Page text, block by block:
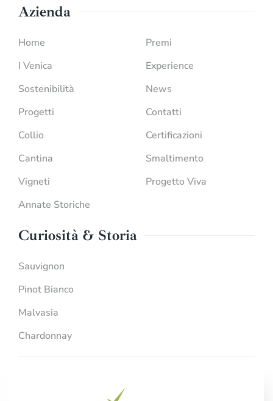
Azienda
Home
I Venica
Sostenibilità
Progetti
Collio
Cantina
Vigneti
Annate Storiche
Premi
Experience
News
Contatti
Certificazioni
Smaltimento
Progetto Viva
Curiosità & Storia
Sauvignon
Pinot Bianco
Malvasia
Chardonnay